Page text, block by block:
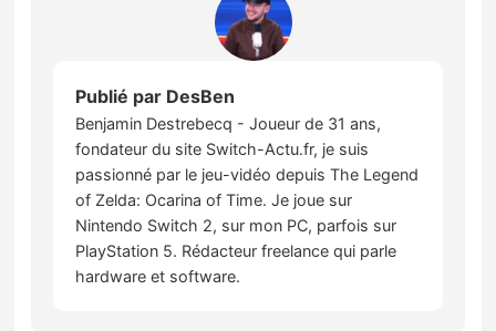
Publié par DesBen
Benjamin Destrebecq - Joueur de 31 ans,
fondateur du site Switch-Actu.fr, je suis
passionné par le jeu-vidéo depuis The Legend
of Zelda: Ocarina of Time. Je joue sur
Nintendo Switch 2, sur mon PC, parfois sur
PlayStation 5. Rédacteur freelance qui parle
hardware et software.